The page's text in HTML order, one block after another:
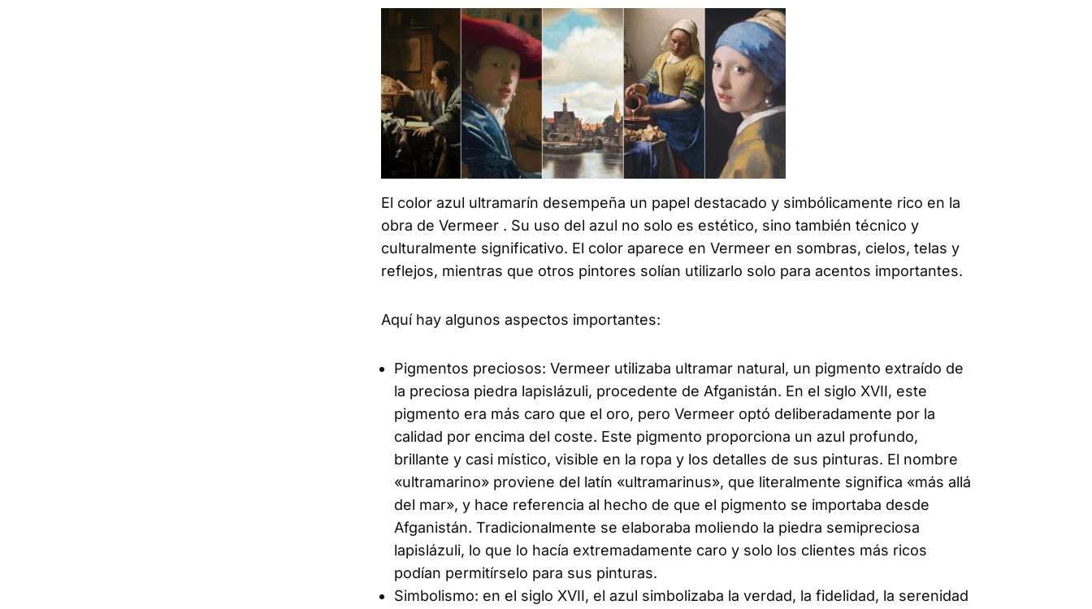
El color azul ultramarín desempeña un papel destacado y simbólicamente rico en la
obra de Vermeer . Su uso del azul no solo es estético, sino también técnico y
culturalmente significativo. El color aparece en Vermeer en sombras, cielos, telas y
reflejos, mientras que otros pintores solían utilizarlo solo para acentos importantes.
Aquí hay algunos aspectos importantes:
Pigmentos preciosos: Vermeer utilizaba ultramar natural, un pigmento extraído de
la preciosa piedra lapislázuli, procedente de Afganistán. En el siglo XVII, este
pigmento era más caro que el oro, pero Vermeer optó deliberadamente por la
calidad por encima del coste. Este pigmento proporciona un azul profundo,
brillante y casi místico, visible en la ropa y los detalles de sus pinturas. El nombre
«ultramarino» proviene del latín «ultramarinus», que literalmente significa «más allá
del mar», y hace referencia al hecho de que el pigmento se importaba desde
Afganistán. Tradicionalmente se elaboraba moliendo la piedra semipreciosa
lapislázuli, lo que lo hacía extremadamente caro y solo los clientes más ricos
podían permitírselo para sus pinturas.
Simbolismo: en el siglo XVII, el azul simbolizaba la verdad, la fidelidad, la serenidad